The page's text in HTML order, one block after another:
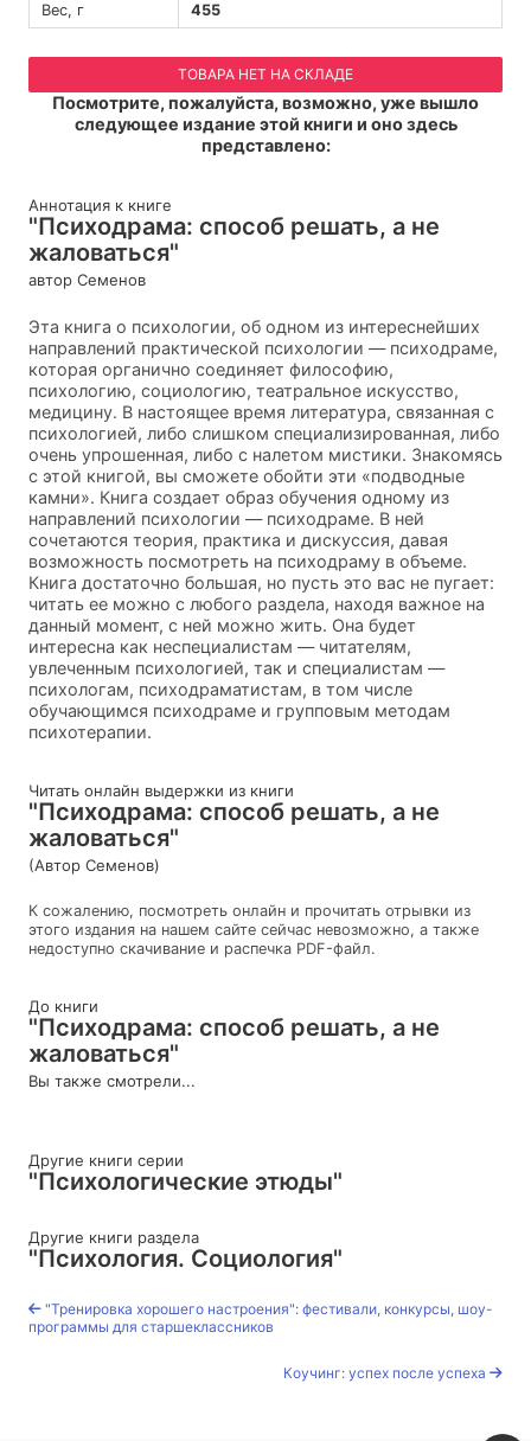
Вес, г
455
ТОВАРА НЕТ НА СКЛАДЕ
Посмотрите, пожалуйста, возможно, уже вышло
следующее издание этой книги и оно здесь
представлено:
Аннотация к книге
"Психодрама: способ решать, а не
жаловаться"
автор Семенов
Эта книга о психологии, об одном из интереснейших
направлений практической психологии — психодраме,
которая органично соединяет философию,
психологию, социологию, театральное искусство,
медицину. В настоящее время литература, связанная с
психологией, либо слишком специализированная, либо
очень упрошенная, либо с налетом мистики. Знакомясь
с этой книгой, вы сможете обойти эти «подводные
камни». Книга создает образ обучения одному из
направлений психологии — психодраме. В ней
сочетаются теория, практика и дискуссия, давая
возможность посмотреть на психодраму в объеме.
Книга достаточно большая, но пусть это вас не пугает:
читать ее можно с любого раздела, находя важное на
данный момент, с ней можно жить. Она будет
интересна как неспециалистам — читателям,
увлеченным психологией, так и специалистам —
психологам, психодраматистам, в том числе
обучающимся психодраме и групповым методам
психотерапии.
Читать онлайн выдержки из книги
"Психодрама: способ решать, а не
жаловаться"
(Автор Семенов)
К сожалению, посмотреть онлайн и прочитать отрывки из
этого издания на нашем сайте сейчас невозможно, а также
недоступно скачивание и распечка PDF-файл.
До книги
"Психодрама: способ решать, а не
жаловаться"
Вы также смотрели...
Другие книги серии
"Психологические этюды"
Другие книги раздела
"Психология. Социология"
"Тренировка хорошего настроения": фестивали, конкурсы, шоу-
программы для старшеклассников
Коучинг: успех после успеха